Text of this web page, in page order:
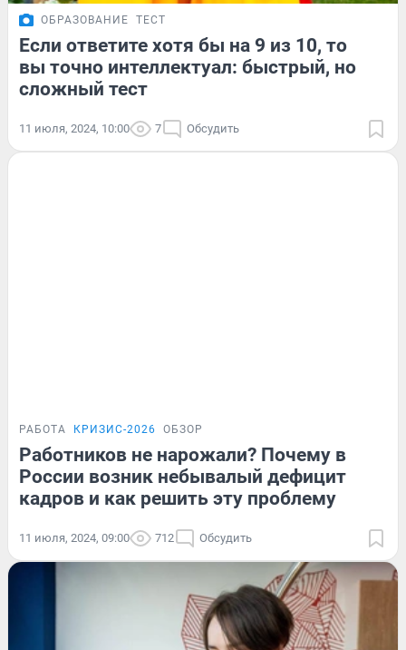
ОБРАЗОВАНИЕ ТЕСТ
Если ответите хотя бы на 9 из 10, то
вы точно интеллектуал: быстрый, но
сложный тест
11 июля, 2024, 10:00 7 Обсудить
РАБОТА КРИЗИС-2026 ОБЗОР
Работников не нарожали? Почему в
России возник небывалый дефицит
кадров и как решить эту проблему
11 июля, 2024, 09:00 712 Обсудить